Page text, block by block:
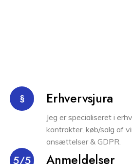
§ Erhvervsjura
Jeg er specialiseret i
kontrakter, køb/salg af
ansættelser & GDPR.
5/5 Anmeldelser